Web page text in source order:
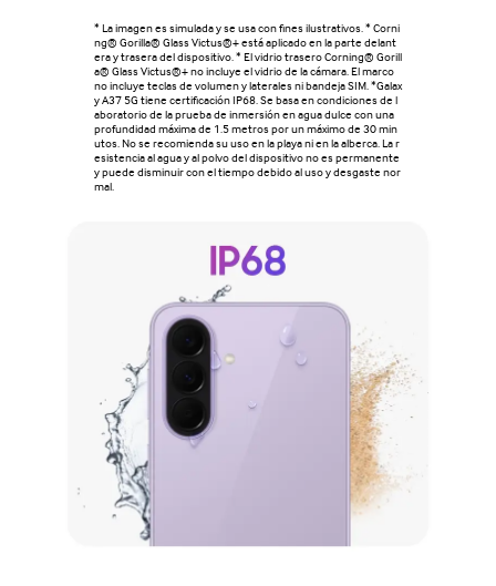
* La imagen es simulada y se usa con fines ilustrativos. * Corni
ng® Gorilla® Glass Victus®+ está aplicado en la parte delant
era y trasera del dispositivo. * El vidrio trasero Corning® Gorill
a® Glass Victus®+ no incluye el vidrio de la cámara. El marco
no incluye teclas de volumen y laterales ni bandeja SIM. *Galax
y A37 5G tiene certificación IP68. Se basa en condiciones de l
aboratorio de la prueba de inmersión en agua dulce con una
profundidad máxima de 1.5 metros por un máximo de 30 min
utos. No se recomienda su uso en la playa ni en la alberca. La r
esistencia al agua y al polvo del dispositivo no es permanente
y puede disminuir con el tiempo debido al uso y desgaste nor
mal.